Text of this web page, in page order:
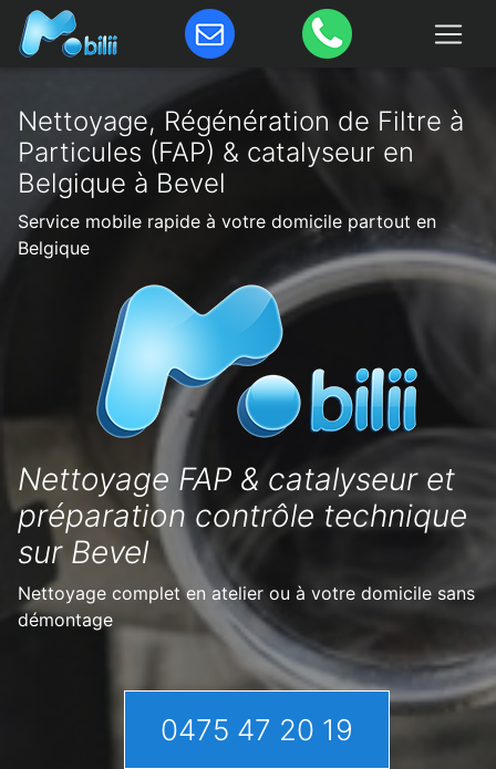
Nettoyage, Régénération de Filtre à
Particules (FAP) & catalyseur en
Belgique à Bevel
Service mobile rapide à votre domicile partout en
Belgique
Nettoyage FAP & catalyseur et
préparation contrôle technique
sur Bevel
Nettoyage complet en atelier ou à votre domicile sans
démontage
0475 47 20 19